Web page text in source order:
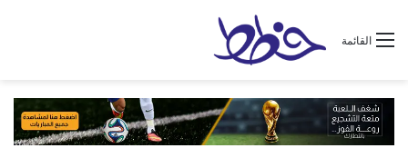
القائمة